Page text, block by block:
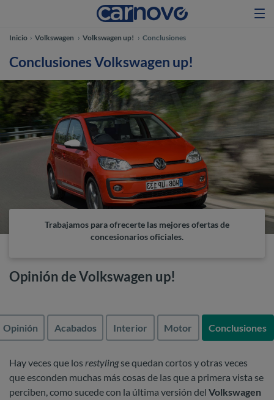
Inicio Volkswagen Volkswagen up! Conclusiones
Conclusiones Volkswagen up!
Trabajamos para ofrecerte las mejores ofertas de
concesionarios oficiales.
Opinión de Volkswagen up!
Opinión Acabados Interior Motor Conclusiones
Hay veces que los restylingse quedan cortos y otras veces
que esconden muchas más cosas de las que a primera vista se
perciben, como sucede con la última versión del Volkswagen